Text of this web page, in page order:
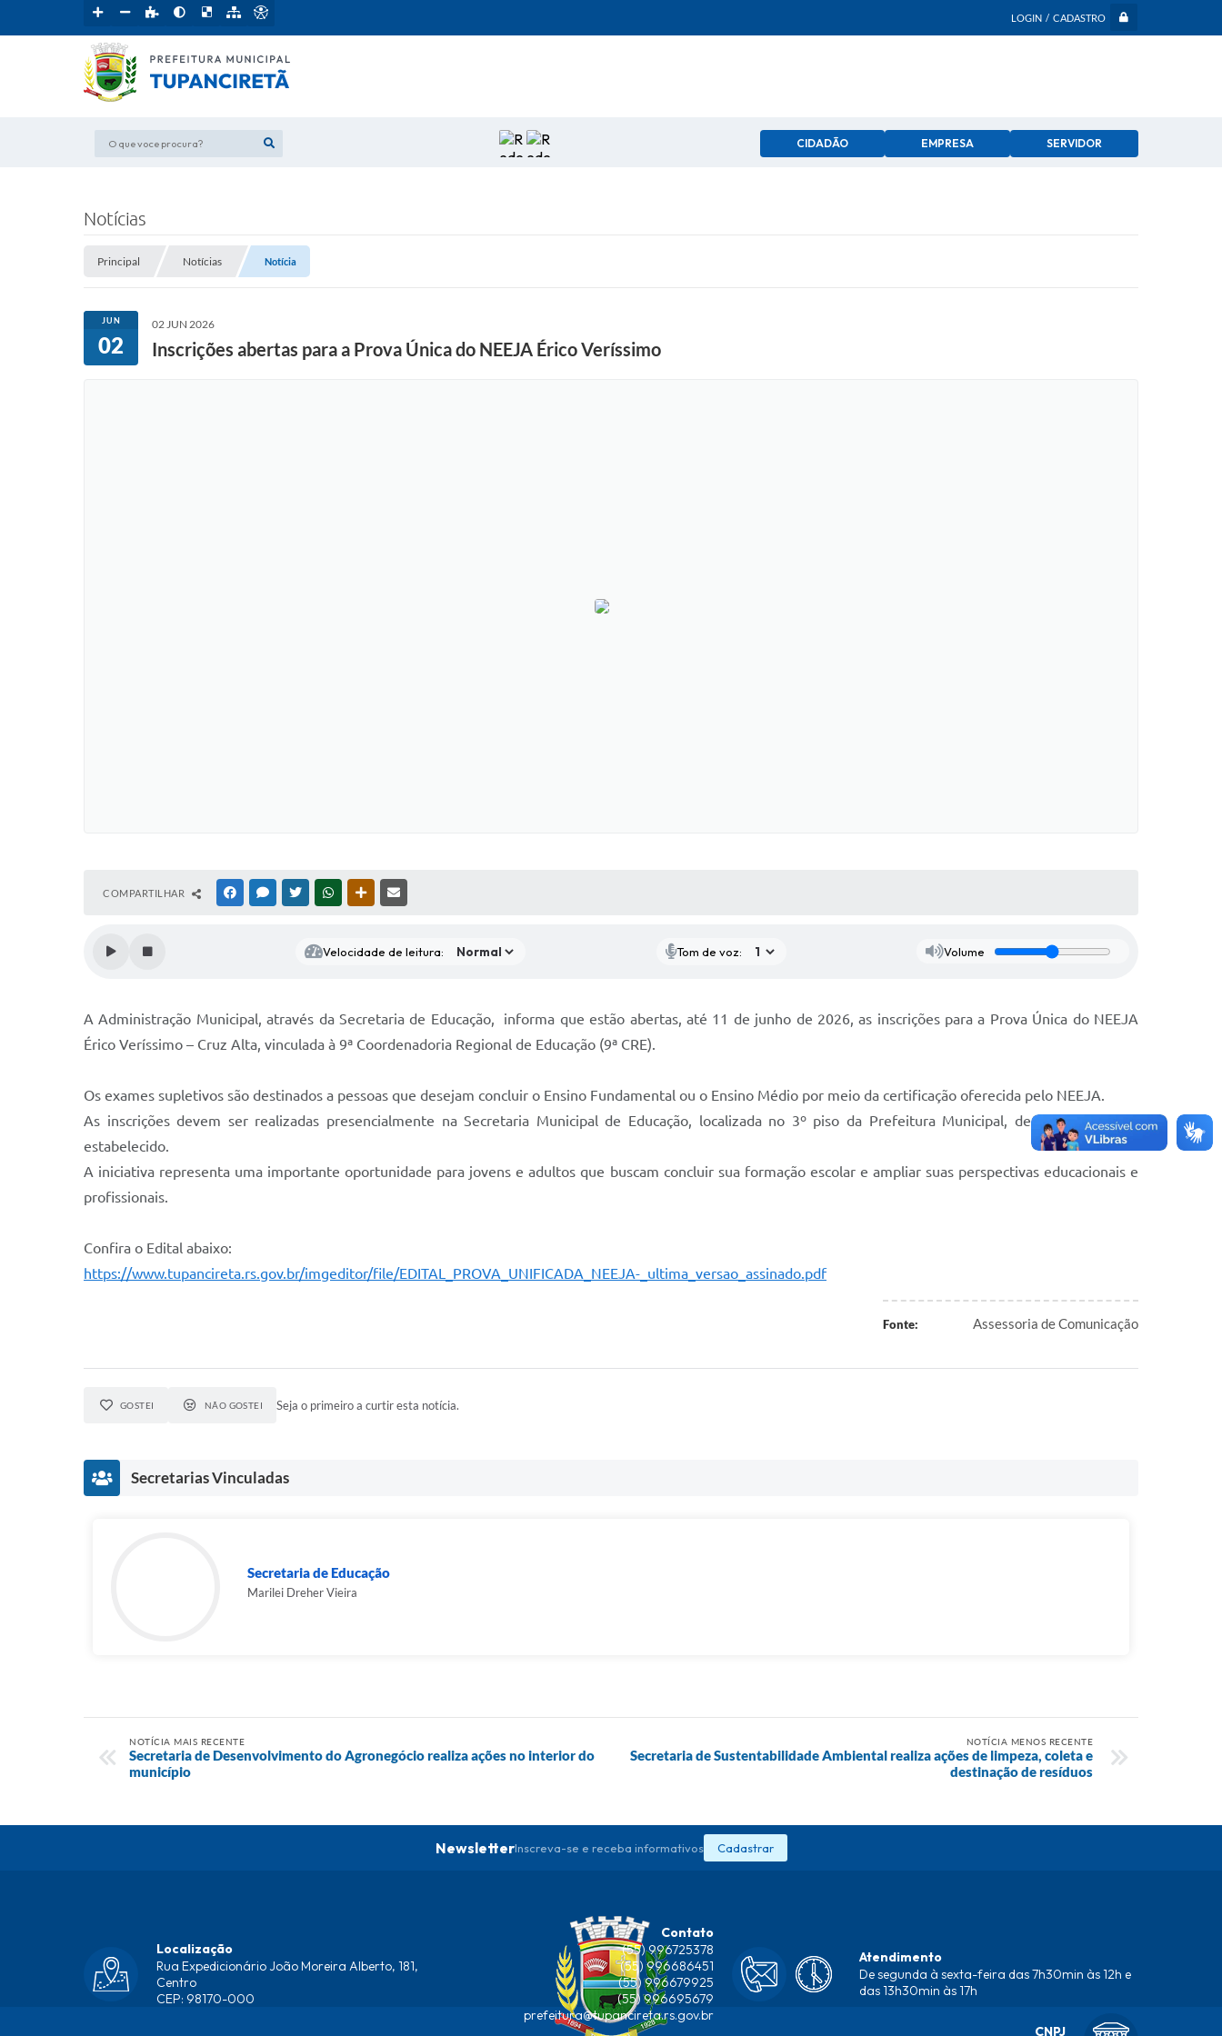
LOGIN / CADASTRO
O que voce procura? CIDADÃO EMPRESA SERVIDOR
Notícias
Principal Notícias Notícia
JUN
02
02 JUN 2026
Inscrições abertas para a Prova Única do NEEJA Érico Veríssimo
COMPARTILHAR FACEBOOKMESSENGER
TWITTERWHATSAPPOUTRAS MÍDIAS
Velocidade de leitura: Tom de voz: Volume
A Administração Municipal, através da Secretaria de Educação, informa que estão abertas, até 11 de junho de 2026, as inscrições para a Prova Única do NEEJA
Érico Veríssimo – Cruz Alta, vinculada à 9ª Coordenadoria Regional de Educação (9ª CRE).
Os exames supletivos são destinados a pessoas que desejam concluir o Ensino Fundamental ou o Ensino Médio por meio da certificação oferecida pelo NEEJA.
As inscrições devem ser realizadas presencialmente na Secretaria Municipal de Educação, localizada no 3º piso da Prefeitura Municipal, dentro do período
estabelecido.
A iniciativa representa uma importante oportunidade para jovens e adultos que buscam concluir sua formação escolar e ampliar suas perspectivas educacionais e
profissionais.
Confira o Edital abaixo:
https://www.tupancireta.rs.gov.br/imgeditor/file/EDITAL_PROVA_UNIFICADA_NEEJA-_ultima_versao_assinado.pdf
Fonte: Assessoria de Comunicação
GOSTEI NÃO GOSTEI Seja o primeiro a curtir esta notícia.
Secretarias Vinculadas
Secretaria de Educação
Marilei Dreher Vieira
NOTÍCIA MAIS RECENTE
Secretaria de Desenvolvimento do Agronegócio realiza ações no interior do
município
NOTÍCIA MENOS RECENTE
Secretaria de Sustentabilidade Ambiental realiza ações de limpeza, coleta e
destinação de resíduos
NewsletterInscreva-se e receba informativos Cadastrar
Localização
Rua Expedicionário João Moreira Alberto, 181,
Centro
CEP: 98170-000
Contato
(55) 996725378
(55) 996686451
(55) 996679925
(55) 996695679
prefeitura@tupancireta.rs.gov.br
Atendimento
De segunda à sexta-feira das 7h30min às 12h e
das 13h30min às 17h
CNPJ